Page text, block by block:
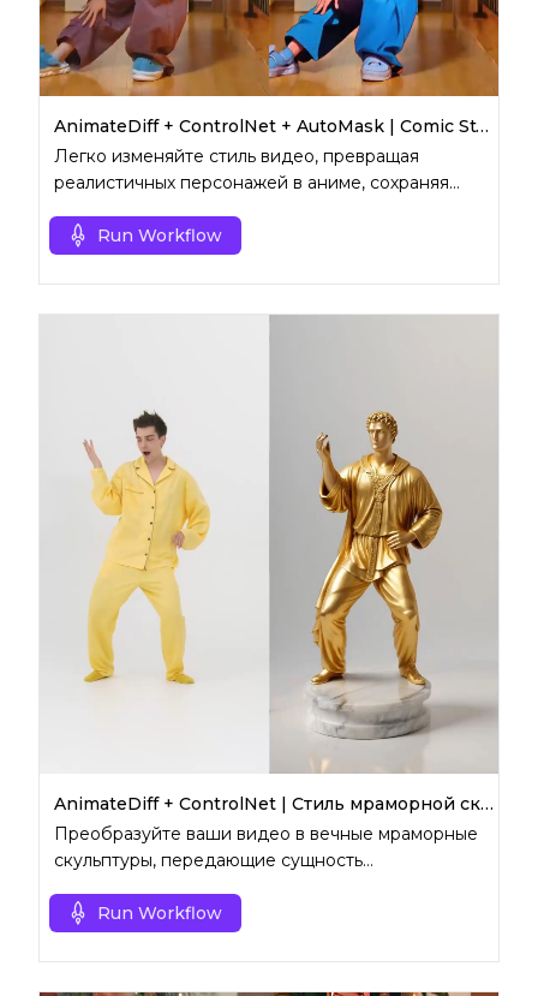
AnimateDiff + ControlNet + AutoMask | Comic Style
Легко изменяйте стиль видео, превращая
реалистичных персонажей в аниме, сохраняя
Run Workflow
AnimateDiff + ControlNet | Стиль мраморной скульптуры
Преобразуйте ваши видео в вечные мраморные
скульптуры, передающие сущность
Run Workflow